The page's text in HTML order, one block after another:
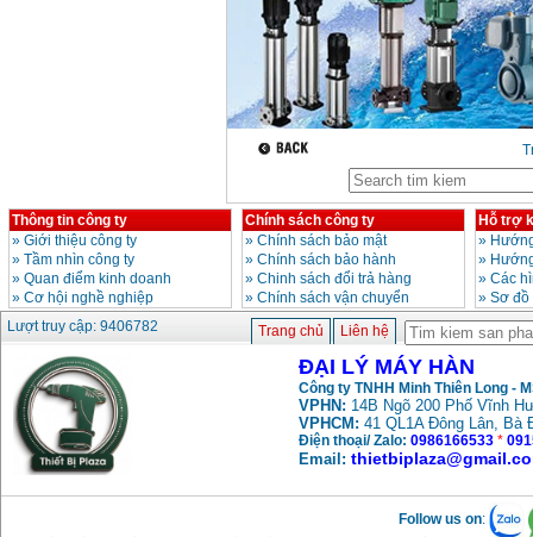
Máy hàn bấm Hồng
ký HB4KB (4KVA)
Giá:14500000
Dây cáp hàn Samwon
Korea
Giá:105000
Máy hàn que điện tử
Jasic ZX7 200E
Thông tin công ty
» Giới thiệu công ty
» Tầm nhìn công ty
» Quan điểm kinh doanh
» Cơ hội nghề nghiệp
Chính sách công ty
» Chính sách bảo mật
» Chính sách bảo hành
» Chinh sách đổi trả hàng
» Chính sách vận chuyển
Hỗ trợ
»
»
» Các
» Sơ
Lượt truy cập: 9406782
Trang chủ Liên hệ
ĐẠI LÝ MÁY HÀN
Công ty TNHH Minh Thiên Long -
VPHN: 14B Ngõ 200 Phố Vĩnh
VPHCM: 41 QL1A Đông Lân, Bà
Điện thoại/ Zalo: 0986166533 *
Email:
Follow us on: